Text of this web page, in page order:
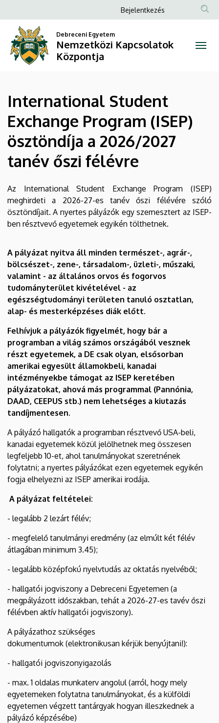
Student
Exchange
Program
ösztöndíja
2026/2027
tanév
őszi
félévre
Nemzetközi
Kapcsolatok
Központja
a
tartalomra
Anonim
menüje
Bejelentkezés
Debreceni Egyetem
Nemzetközi Kapcsolatok
Központja
International Student
Exchange Program (ISEP)
ösztöndíja a 2026/2027
tanév őszi félévre
Az International Student Exchange Program (ISEP)
meghirdeti a 2026-27-es tanév őszi félévére szóló
ösztöndíjait. A nyertes pályázók egy szemesztert az ISEP-
ben résztvevő egyetemek egyikén tölthetnek.
A pályázat nyitva áll minden természet-, agrár-,
bölcsészet-, zene-, társadalom-, üzleti-, műszaki,
valamint - az általános orvos és fogorvos
tudományterület kivételével - az
egészségtudományi területen tanuló osztatlan,
alap- és mesterképzéses diák előtt.
Felhívjuk a pályázók figyelmét, hogy bár a
programban a világ számos országából vesznek
részt egyetemek, a DE csak olyan, elsősorban
amerikai egyesült államokbeli, kanadai
intézményekbe támogat az ISEP keretében
pályázatokat, ahová más programmal (Pannónia,
DAAD, CEEPUS stb.) nem lehetséges a kiutazás
tandíjmentesen.
A pályázó hallgatók a programban résztvevő USA-beli,
kanadai egyetemek közül jelölhetnek meg összesen
legfeljebb 10-et, ahol tanulmányokat szeretnének
folytatni; a nyertes pályázókat ezen egyetemek egyikén
fogja elhelyezni az ISEP amerikai irodája.
A pályázat feltételei:
- legalább 2 lezárt félév;
- megfelelő tanulmányi eredmény (az elmúlt két félév
átlagában minimum 3.45);
- legalább középfokú nyelvtudás az oktatás nyelvéből;
- hallgatói jogviszony a Debreceni Egyetemen (a
megpályázott időszakban, tehát a 2026-27-es tavév őszi
félévben aktív hallgatói jogviszony).
A pályázathoz szükséges
dokumentumok (elektronikusan kérjük benyújtani!):
- hallgatói jogviszonyigazolás
- max. 1 oldalas munkaterv angolul (arról, hogy mely
egyetemeken folytatna tanulmányokat, és a külföldi
egyetemen végzett tantárgyak hogyan illeszkednek a
pályázó képzésébe)